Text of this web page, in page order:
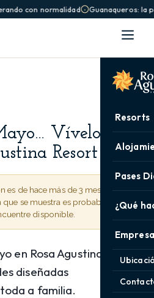
con normalidad Guanaqueros: la
Resorts
Pases
¿Qué
Vívelo en
Resort
es de hace más de 3 meses. El
se muestra es probable que
disponible.
en Rosa Agustina
diseñadas
a familia.